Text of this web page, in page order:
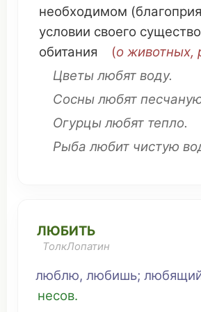
необходимом (
условии своего
обитания
(о животных,
Цветы любят воду.
Соснылюбят
Огурцылюбят тепло.
Рыба любит чистую
ЛЮБИТЬ
ТолкЛопатин
люблю, любишь;
несов.